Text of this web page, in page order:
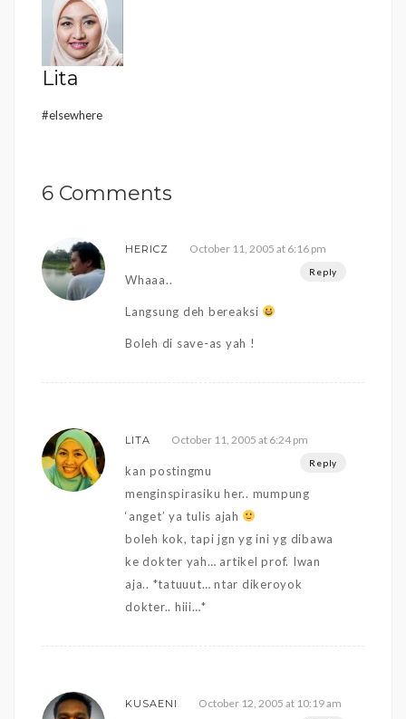
Lita
#elsewhere
6 Comments
HERICZ October 11, 2005 at 6:16 pm
Reply
Whaaa..
Langsung deh bereaksi
Boleh di save-as yah !
LITA October 11, 2005 at 6:24 pm
Reply
kan postingmu
menginspirasiku her.. mumpung
‘anget’ ya tulis ajah
boleh kok, tapi jgn yg ini yg dibawa
ke dokter yah… artikel prof. Iwan
aja.. *tatuuut… ntar dikeroyok
dokter.. hiii…*
KUSAENI October 12, 2005 at 10:19 am